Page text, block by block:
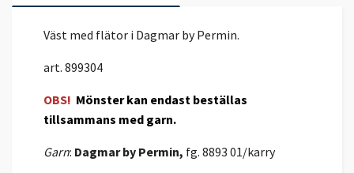
Väst med flätor i Dagmar by Permin.
art. 899304
OBS! Mönster kan endast beställas
tillsammans med garn.
Garn: Dagmar by Permin, fg. 8893 01/karry